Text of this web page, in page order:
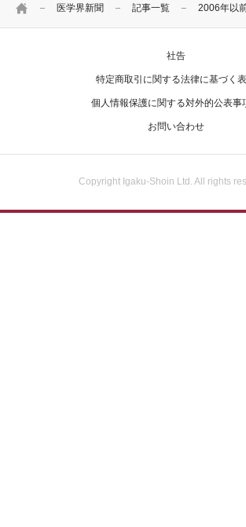
HOME 医学界新聞 記事一覧 2006年以
社告
特定商取引に関する法律に基づく
個人情報保護に関する対外的公表事
お問い合わせ
Copyright Igaku-Shoin Ltd. All rights